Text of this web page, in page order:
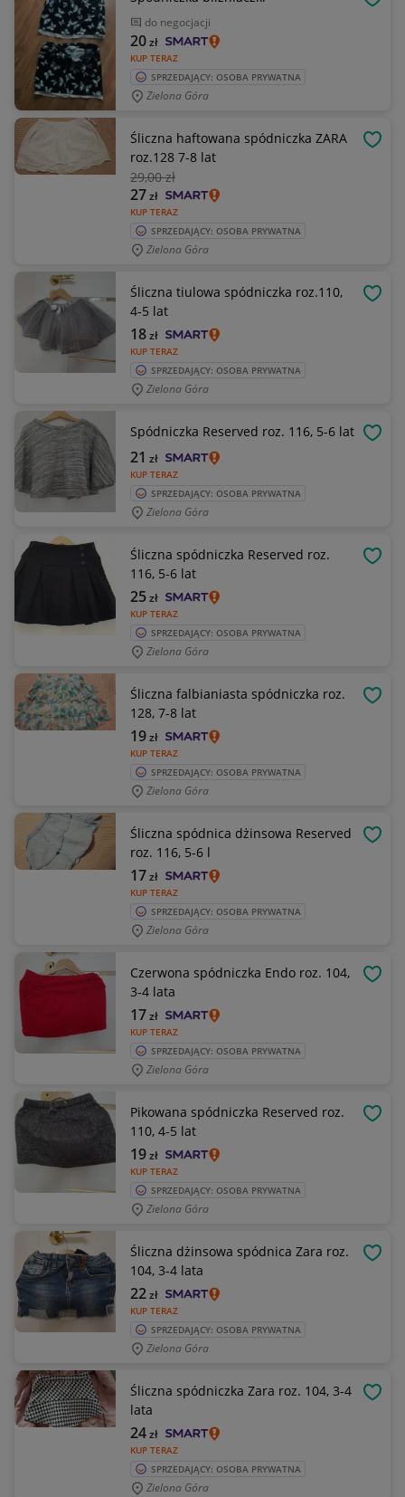
do negocjacji
KUP TERAZ
20zł
SPRZEDAJĄCY: OSOBA PRYWATNA
Zielona Góra
Śliczna haftowana spódniczka ZARA
roz.128 7-8 lat
29,00 zł
KUP TERAZ
27zł
SPRZEDAJĄCY: OSOBA PRYWATNA
Zielona Góra
Śliczna tiulowa spódniczka roz.110,
4-5 lat
KUP TERAZ
18zł
SPRZEDAJĄCY: OSOBA PRYWATNA
Zielona Góra
Spódniczka Reserved roz. 116, 5-6 lat
KUP TERAZ
21 zł
SPRZEDAJĄCY: OSOBA PRYWATNA
Zielona Góra
Śliczna spódniczka Reserved roz.
116, 5-6 lat
KUP TERAZ
25zł
SPRZEDAJĄCY: OSOBA PRYWATNA
Zielona Góra
Śliczna falbianiasta spódniczka roz.
128, 7-8 lat
KUP TERAZ
19zł
SPRZEDAJĄCY: OSOBA PRYWATNA
Zielona Góra
Śliczna spódnica dżinsowa Reserved
roz. 116, 5-6 l
KUP TERAZ
17zł
SPRZEDAJĄCY: OSOBA PRYWATNA
Zielona Góra
Czerwona spódniczka Endo roz. 104,
3-4 lata
KUP TERAZ
17zł
SPRZEDAJĄCY: OSOBA PRYWATNA
Zielona Góra
Pikowana spódniczka Reserved roz.
110, 4-5 lat
KUP TERAZ
19zł
SPRZEDAJĄCY: OSOBA PRYWATNA
Zielona Góra
Śliczna dżinsowa spódnica Zara roz.
104, 3-4 lata
KUP TERAZ
22zł
SPRZEDAJĄCY: OSOBA PRYWATNA
Zielona Góra
Śliczna spódniczka Zara roz. 104, 3-4
lata
KUP TERAZ
24zł
SPRZEDAJĄCY: OSOBA PRYWATNA
Zielona Góra